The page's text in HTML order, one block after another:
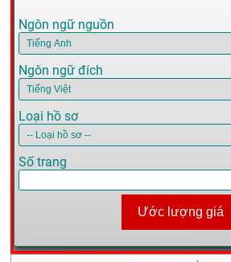
Ngôn ngữ nguồn
Ngôn ngữ đích
Loại hồ sơ
Số trang
Ước lượng giá